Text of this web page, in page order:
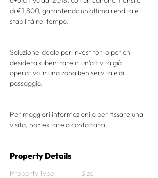
di €1.800, garantendo un’ottima rendita e
stabilità nel tempo.
Soluzione ideale per investitori o per chi
desidera subentrare in un’attività già
operativa in una zona ben servita e di
passaggio.
Per maggiori informazioni o per fissare una
visita, non esitare a contattarci.
Property Details
Property Type
Size